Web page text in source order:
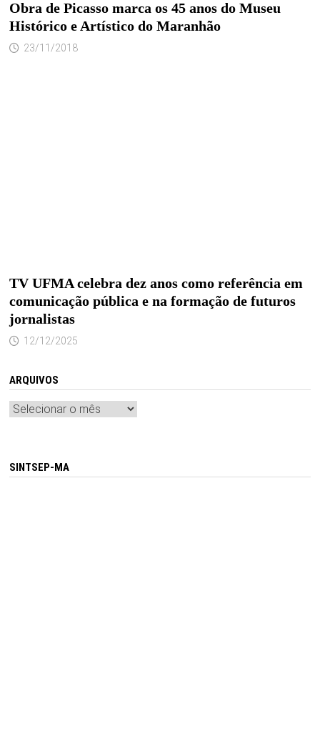
Obra de Picasso marca os 45 anos do Museu
Histórico e Artístico do Maranhão
23/11/2018
TV UFMA celebra dez anos como referência em
comunicação pública e na formação de futuros
jornalistas
12/12/2025
ARQUIVOS
Arquivos
SINTSEP-MA